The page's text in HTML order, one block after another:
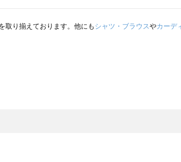
取り揃えております。他にもシャツ・ブラウスやカーデ
覧